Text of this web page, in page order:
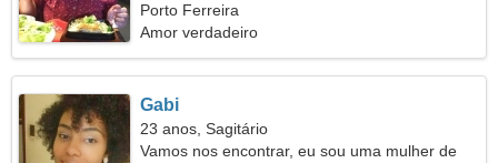
Porto Ferreira
Amor verdadeiro
Gabi
23 anos, Sagitário
Vamos nos encontrar, eu sou uma mulher de